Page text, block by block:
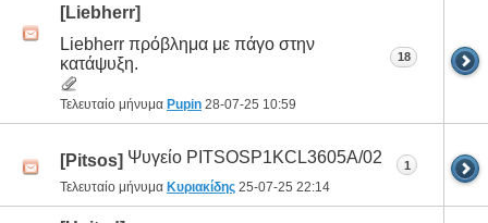
[Liebherr]
Liebherr πρόβλημα με πάγο στην
κατάψυξη.
Τελευταίο μήνυμα Pupin 28-07-25 10:59
18
[Pitsos] Ψυγείο PITSOSP1KCL3605A/02
Τελευταίο μήνυμα Κυριακίδης 25-07-25 22:14
1